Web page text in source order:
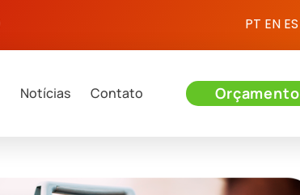
PT EN ES
Notícias Contato Orçamento